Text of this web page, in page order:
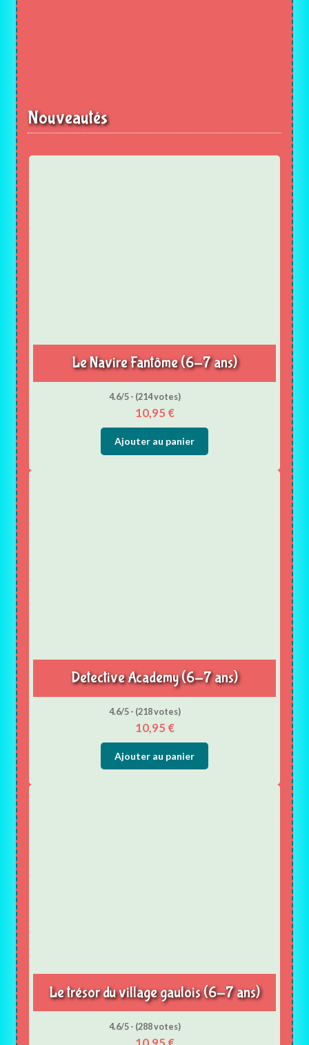
Nouveautés
Le Navire Fantôme (6-7 ans)
4.6/5 - (214 votes)
10,95 €
Ajouter au panier
Detective Academy (6-7 ans)
4.6/5 - (218 votes)
10,95 €
Ajouter au panier
Le trésor du village gaulois (6-7 ans)
4.6/5 - (288 votes)